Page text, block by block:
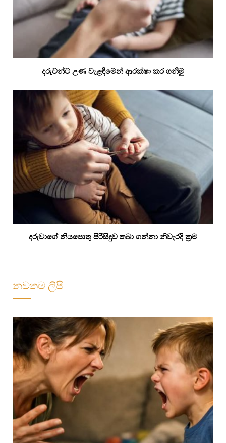
දරුවන්ට උණ වැළඳීමෙන් ආරක්ෂා කර ගනිමු
දරුවාගේ නියපොතු පිරිසිදුව තබා ගන්නා නිවැරදි ක්‍රම
නවතම ලිපි